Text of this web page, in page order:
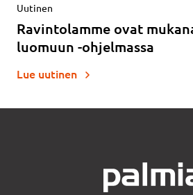
Uutinen
Ravintolamme ovat
luomuun -ohjelmassa
Lue uutinen